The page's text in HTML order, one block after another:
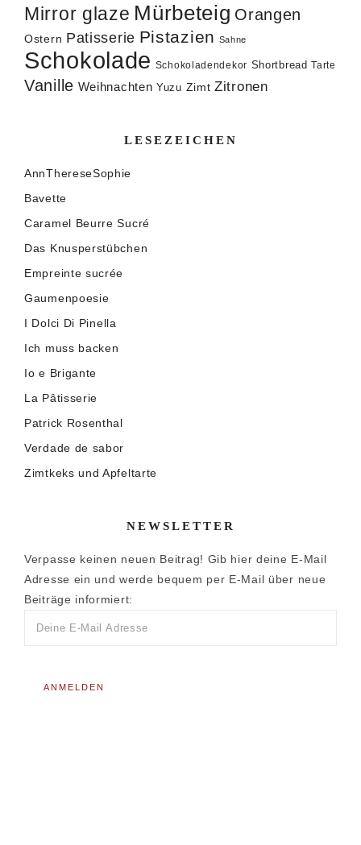
Mirror glaze Mürbeteig Orangen
Ostern Patisserie Pistazien Sahne
Schokolade Schokoladendekor Shortbread Tarte
Vanille Weihnachten Yuzu Zimt Zitronen
LESEZEICHEN
AnnThereseSophie
Bavette
Caramel Beurre Sucré
Das Knusperstübchen
Empreinte sucrée
Gaumenpoesie
I Dolci Di Pinella
Ich muss backen
Io e Brigante
La Pâtisserie
Patrick Rosenthal
Verdade de sabor
Zimtkeks und Apfeltarte
NEWSLETTER
Verpasse keinen neuen Beitrag! Gib hier deine E-Mail
Adresse ein und werde bequem per E-Mail über neue
Beiträge informiert: